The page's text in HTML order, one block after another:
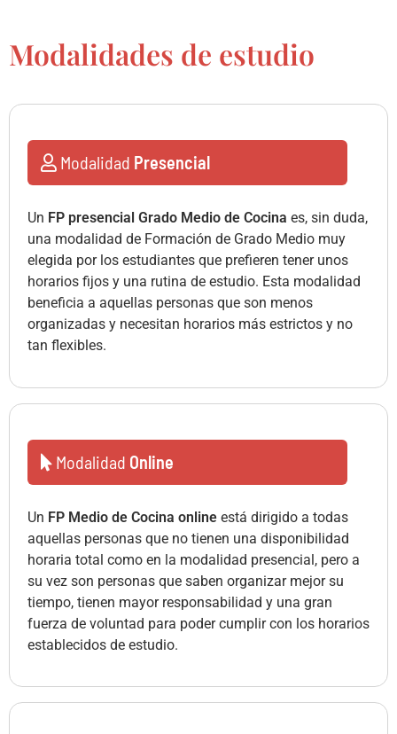
Modalidades de estudio
Modalidad Presencial
Un FP presencial Grado Medio de Cocina es, sin duda,
una modalidad de Formación de Grado Medio muy
elegida por los estudiantes que prefieren tener unos
horarios fijos y una rutina de estudio. Esta modalidad
beneficia a aquellas personas que son menos
organizadas y necesitan horarios más estrictos y no
tan flexibles.
Modalidad Online
Un FP Medio de Cocina online está dirigido a todas
aquellas personas que no tienen una disponibilidad
horaria total como en la modalidad presencial, pero a
su vez son personas que saben organizar mejor su
tiempo, tienen mayor responsabilidad y una gran
fuerza de voluntad para poder cumplir con los horarios
establecidos de estudio.